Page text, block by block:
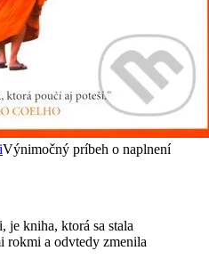
Výnimočný príbeh o naplnení
je kniha, ktorá sa stala
rokmi a odvtedy zmenila